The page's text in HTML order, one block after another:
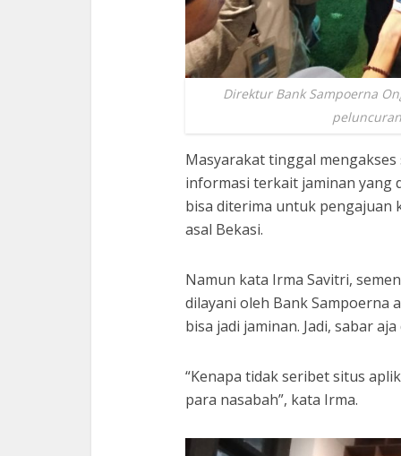
Direktur Bank Sampoerna
Masyarakat tinggal
informasi terkait jaminan yang
bisa diterima untuk pengajuan
asal Bekasi.
Namun kata Irma Savitri,
dilayani oleh Bank Sampoerna
bisa jadi jaminan. Jadi, sabar
“Kenapa tidak seribet situs
para nasabah”, kata Irma.